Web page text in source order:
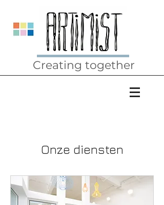
Creating together
Onze diensten